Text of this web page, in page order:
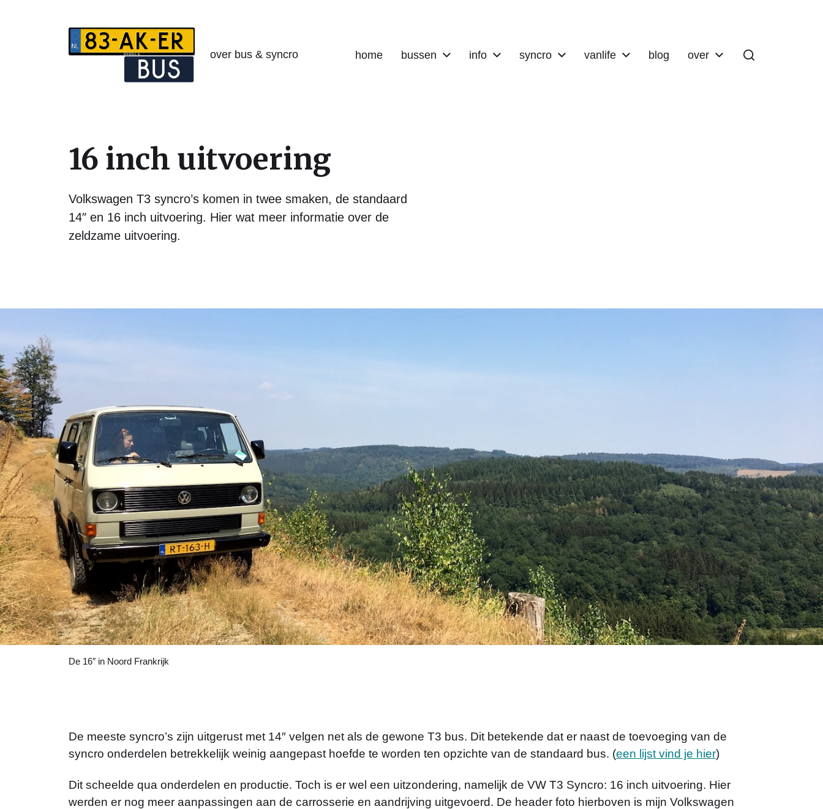
over bus & syncro home bussen info syncro vanlife blog over
16 inch uitvoering
Volkswagen T3 syncro’s komen in twee smaken, de standaard
14″ en 16 inch uitvoering. Hier wat meer informatie over de
zeldzame uitvoering.
De 16″ in Noord Frankrijk
De meeste syncro’s zijn uitgerust met 14″ velgen net als de gewone T3 bus. Dit betekende dat er naast de toevoeging van de
syncro onderdelen betrekkelijk weinig aangepast hoefde te worden ten opzichte van de standaard bus. (een lijst vind je hier)
Dit scheelde qua onderdelen en productie. Toch is er wel een uitzondering, namelijk de VW T3 Syncro: 16 inch uitvoering. Hier
werden er nog meer aanpassingen aan de carrosserie en aandrijving uitgevoerd. De header foto hierboven is mijn Volkswagen